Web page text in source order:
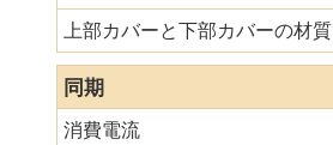
上部カバーと下部カバーの材質
同期
消費電流